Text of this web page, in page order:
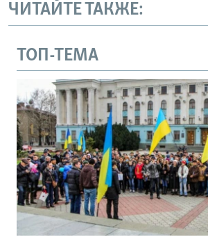
ЧИТАЙТЕ ТАКЖЕ:
ТОП-ТЕМА